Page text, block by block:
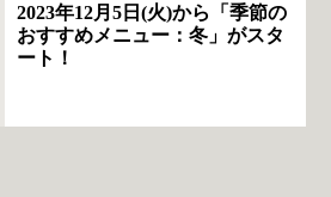
2023年12月5日(火)から「季節の
おすすめメニュー：冬」がスタ
ート！